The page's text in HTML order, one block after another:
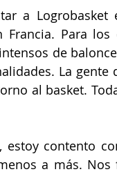
a
Francia. Para
de
La gente
al basket.
contento
a más.